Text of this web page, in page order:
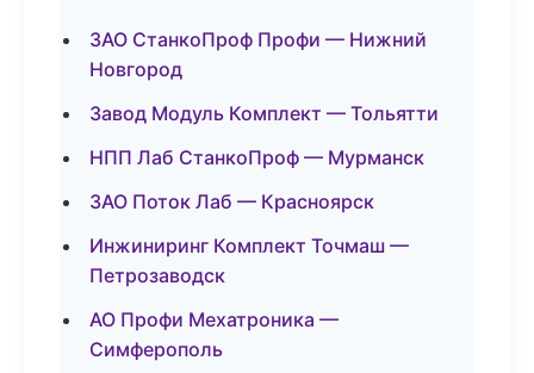
ЗАО СтанкоПроф Профи — Нижний
Новгород
Завод Модуль Комплект — Тольятти
НПП Лаб СтанкоПроф — Мурманск
ЗАО Поток Лаб — Красноярск
Инжиниринг Комплект Точмаш —
Петрозаводск
АО Профи Мехатроника —
Симферополь